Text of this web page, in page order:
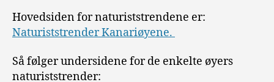
Hovedsiden for naturiststrendene er:
Naturiststrender Kanariøyene.
Så følger undersidene for de enkelte øyers
naturiststrender: